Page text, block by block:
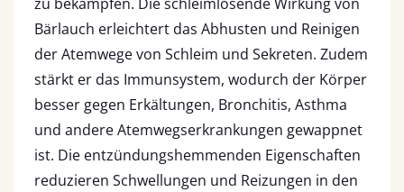
zu bekämpfen. Die schleimlösende Wirkung von
Bärlauch erleichtert das Abhusten und Reinigen
der Atemwege von Schleim und Sekreten. Zudem
stärkt er das Immunsystem, wodurch der Körper
besser gegen Erkältungen, Bronchitis, Asthma
und andere Atemwegserkrankungen gewappnet
ist. Die entzündungshemmenden Eigenschaften
reduzieren Schwellungen und Reizungen in den